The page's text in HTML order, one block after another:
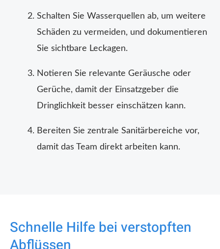
Schalten Sie Wasserquellen ab, um weitere
Schäden zu vermeiden, und dokumentieren
Sie sichtbare Leckagen.
Notieren Sie relevante Geräusche oder
Gerüche, damit der Einsatzgeber die
Dringlichkeit besser einschätzen kann.
Bereiten Sie zentrale Sanitärbereiche vor,
damit das Team direkt arbeiten kann.
Schnelle Hilfe bei verstopften